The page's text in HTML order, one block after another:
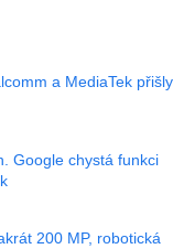
a MediaTek přišly
Google chystá funkci
200 MP, robotická